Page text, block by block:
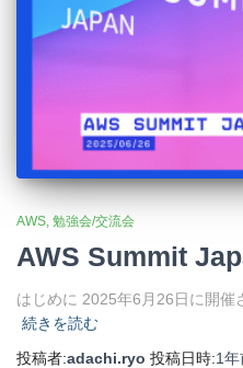
AWS 勉強会/交流会
AWS Summit
はじめに 2025年6月26日に開催
続きを読む
投稿者:adachi.ryo 投稿日時:1年